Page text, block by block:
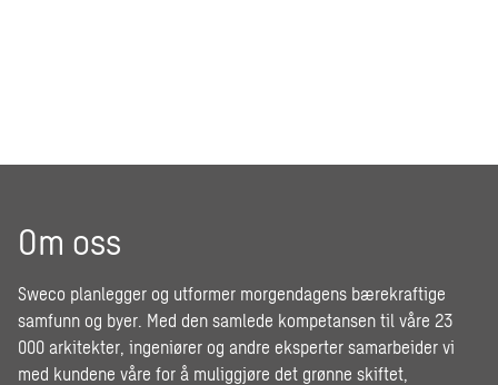
Om oss
Sweco planlegger og utformer morgendagens bærekraftige
samfunn og byer. Med den samlede kompetansen til våre 23
000 arkitekter, ingeniører og andre eksperter samarbeider vi
med kundene våre for å muliggjøre det grønne skiftet,